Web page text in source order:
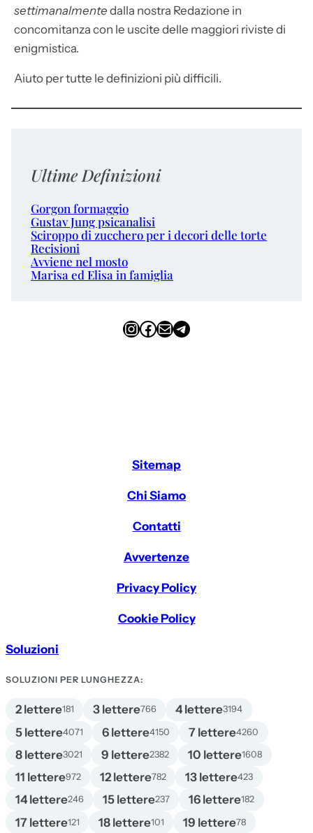
settimanalmente dalla nostra Redazione in
concomitanza con le uscite delle maggiori riviste di
enigmistica.
Aiuto per tutte le definizioni più difficili.
Ultime Definizioni
Gorgon formaggio
Gustav Jung psicanalisi
Sciroppo di zucchero per i decori delle torte
Recisioni
Avviene nel mosto
Marisa ed Elisa in famiglia
InstagramFacebook Email Telegram
Sitemap
Chi Siamo
Contatti
Avvertenze
Privacy Policy
Cookie Policy
Soluzioni
SOLUZIONI PER LUNGHEZZA:
2 lettere181 3 lettere766 4 lettere3194
5 lettere4071 6 lettere4150 7 lettere4260
8 lettere3021 9 lettere2382 10 lettere1608
11 lettere972 12 lettere782 13 lettere423
14 lettere246 15 lettere237 16 lettere182
17 lettere121 18 lettere101 19 lettere78